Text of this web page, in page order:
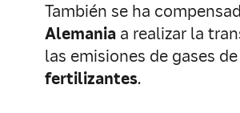
También se ha
Alemania a realizar la
las emisiones de gases
fertilizantes.